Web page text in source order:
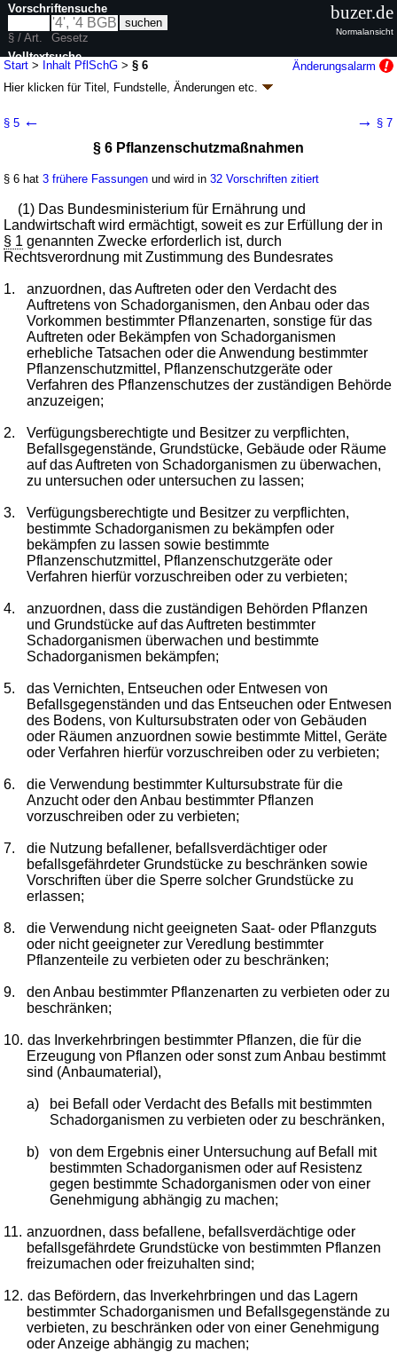
Start > Inhalt PflSchG >§ 6
Änderungsalarm
Hier klicken fürTitel, Fundstelle, Änderungen etc.
G. v. 22.12.2025BGBl. 2025 I Nr. 350
Pflanzenschutz
wird in 167 Vorschriften zitiert
Abschnitt 2 Durchführung von
Pflanzenschutzmaßnahmen
§ 5 ← → § 7
§ 6 Pflanzenschutzmaßnahmen
§ 6 hat3 frühere Fassungen und wird in32 Vorschriften zitiert
(1) Das Bundesministerium für Ernährung und
Landwirtschaft wird ermächtigt, soweit es zur Erfüllung der in
§ 1 genannten Zwecke erforderlich ist, durch
Rechtsverordnung mit Zustimmung des Bundesrates
1.
anzuordnen, das Auftreten oder den Verdacht des
Auftretens von Schadorganismen, den Anbau oder das
Vorkommen bestimmter Pflanzenarten, sonstige für das
Auftreten oder Bekämpfen von Schadorganismen
erhebliche Tatsachen oder die Anwendung bestimmter
Pflanzenschutzmittel, Pflanzenschutzgeräte oder
Verfahren des Pflanzenschutzes der zuständigen Behörde
anzuzeigen;
2.
Verfügungsberechtigte und Besitzer zu verpflichten,
Befallsgegenstände, Grundstücke, Gebäude oder Räume
auf das Auftreten von Schadorganismen zu überwachen,
zu untersuchen oder untersuchen zu lassen;
3.
Verfügungsberechtigte und Besitzer zu verpflichten,
bestimmte Schadorganismen zu bekämpfen oder
bekämpfen zu lassen sowie bestimmte
Pflanzenschutzmittel, Pflanzenschutzgeräte oder
Verfahren hierfür vorzuschreiben oder zu verbieten;
4.
anzuordnen, dass die zuständigen Behörden Pflanzen
und Grundstücke auf das Auftreten bestimmter
Schadorganismen überwachen und bestimmte
Schadorganismen bekämpfen;
5.
das Vernichten, Entseuchen oder Entwesen von
Befallsgegenständen und das Entseuchen oder Entwesen
des Bodens, von Kultursubstraten oder von Gebäuden
oder Räumen anzuordnen sowie bestimmte Mittel, Geräte
oder Verfahren hierfür vorzuschreiben oder zu verbieten;
6.
die Verwendung bestimmter Kultursubstrate für die
Anzucht oder den Anbau bestimmter Pflanzen
vorzuschreiben oder zu verbieten;
7.
die Nutzung befallener, befallsverdächtiger oder
befallsgefährdeter Grundstücke zu beschränken sowie
Vorschriften über die Sperre solcher Grundstücke zu
erlassen;
8.
die Verwendung nicht geeigneten Saat- oder Pflanzguts
oder nicht geeigneter zur Veredlung bestimmter
Pflanzenteile zu verbieten oder zu beschränken;
9.
den Anbau bestimmter Pflanzenarten zu verbieten oder zu
beschränken;
10. das Inverkehrbringen bestimmter Pflanzen, die für die
Erzeugung von Pflanzen oder sonst zum Anbau bestimmt
sind (Anbaumaterial),
a)
bei Befall oder Verdacht des Befalls mit bestimmten
Schadorganismen zu verbieten oder zu beschränken,
b)
von dem Ergebnis einer Untersuchung auf Befall mit
bestimmten Schadorganismen oder auf Resistenz
gegen bestimmte Schadorganismen oder von einer
Genehmigung abhängig zu machen;
11. anzuordnen, dass befallene, befallsverdächtige oder
befallsgefährdete Grundstücke von bestimmten Pflanzen
freizumachen oder freizuhalten sind;
12. das Befördern, das Inverkehrbringen und das Lagern
bestimmter Schadorganismen und Befallsgegenstände zu
verbieten, zu beschränken oder von einer Genehmigung
oder Anzeige abhängig zu machen;
Vorschriftensuche
§ / Art.
Gesetz
Volltextsuche
nur in PflSchG
buzer.de
Normalansicht